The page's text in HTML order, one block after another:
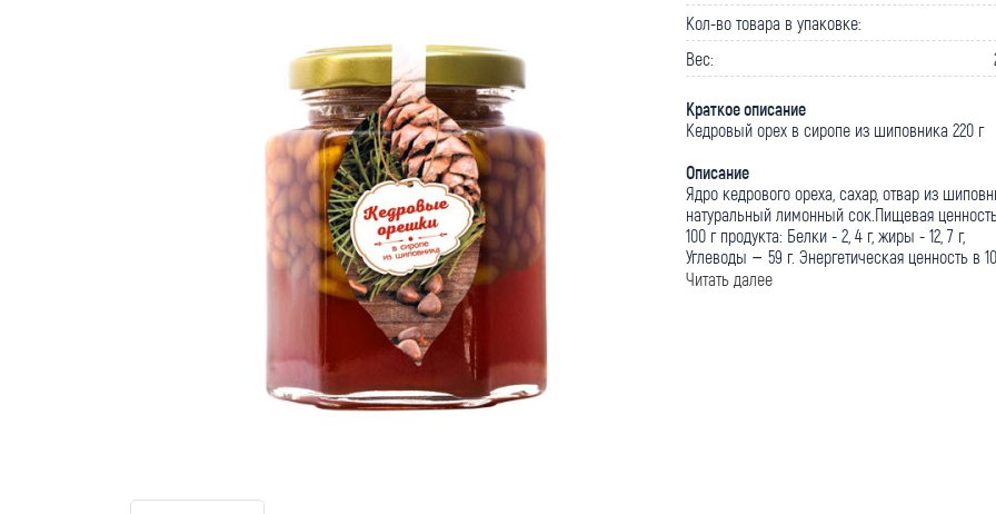
Кол-во товара в упаковке:
Вес:
Краткое описание
Кедровый орех в сиропе из шиповника 220 г
Описание
Ядро кедрового ореха, сахар, отвар из
натуральный лимонный сок.Пищевая
100 г продукта: Белки - 2, 4 г, жиры - 12, 7 г,
Углеводы – 59 г. Энергетическая ценность в
Читать далее